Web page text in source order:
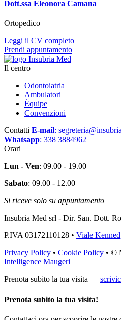
Dott.ssa Eleonora Camana
Ortopedico
Leggi il CV completo
Prendi appuntamento
Il centro
Odontoiatria
Ambulatori
Équipe
Convenzioni
Contatti E-mail:
Whatsapp: 338 3884962
Orari
Lun - Ven: 09.00 - 19.00
Sabato: 09.00 - 12.00
Si riceve solo su appuntamento
Insubria Med srl - Dir. San. Dott.
P.IVA 03172110128 • Viale
Privacy Policy • Cookie Policy • ©
Intelligence Maugeri
Prenota subito la tua visita —
Prenota subito la tua visita!